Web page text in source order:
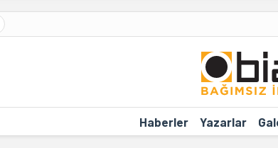
Haberler Yazarlar